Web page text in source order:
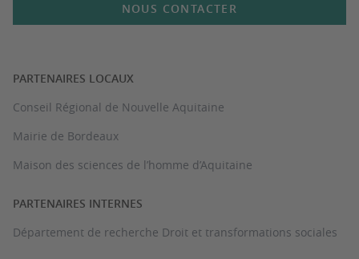
NOUS CONTACTER
PARTENAIRES LOCAUX
Conseil Régional de Nouvelle Aquitaine
Mairie de Bordeaux
Maison des sciences de l’homme d’Aquitaine
PARTENAIRES INTERNES
Département de recherche Droit et transformations sociales